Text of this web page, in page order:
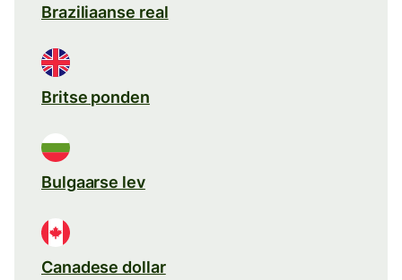
Braziliaanse real
Britse ponden
Bulgaarse lev
Canadese dollar